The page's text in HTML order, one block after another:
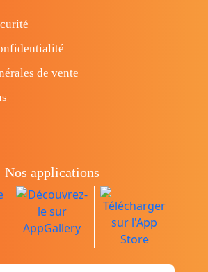
de vente
Nos applications